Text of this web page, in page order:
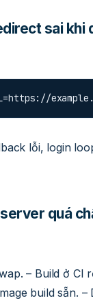
sai khi
lỗi, login
quá
– Build ở CI
build sẵn.